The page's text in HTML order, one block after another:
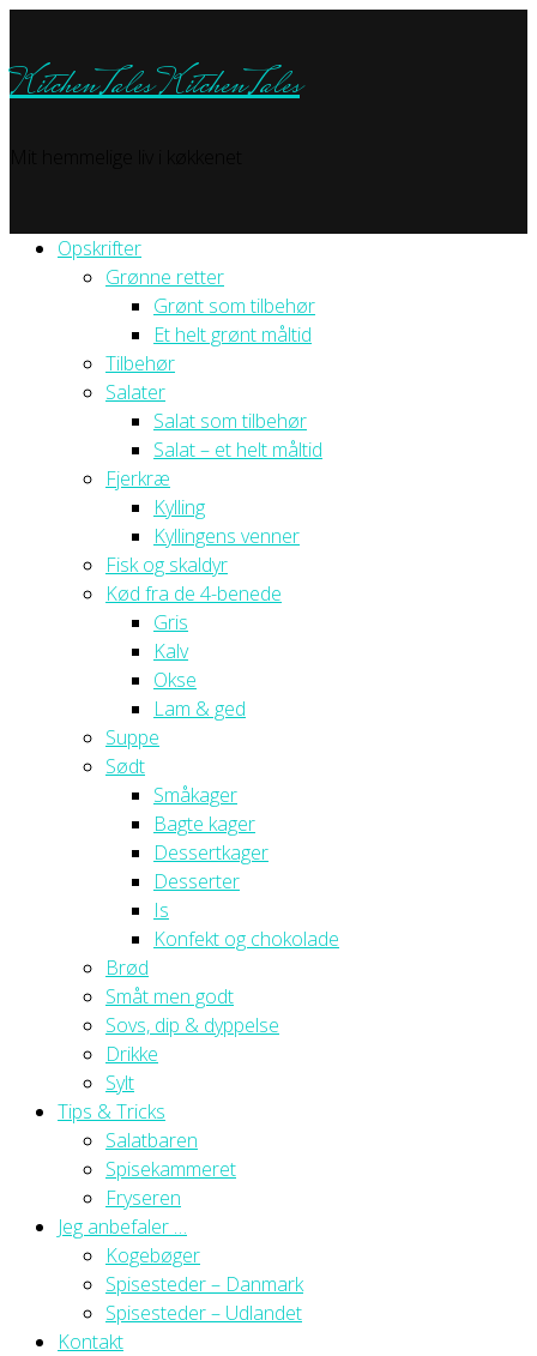
KitchenTalesKitchenTales
Opskrifter
Grønne retter
Grønt som tilbehør
Et helt grønt måltid
Tilbehør
Salater
Salat som tilbehør
Salat – et helt måltid
Fjerkræ
Kylling
Kyllingens venner
Fisk og skaldyr
Kød fra de 4-benede
Gris
Kalv
Okse
Lam & ged
Suppe
Sødt
Småkager
Bagte kager
Dessertkager
Desserter
Is
Konfekt og chokolade
Brød
Småt men godt
Sovs, dip & dyppelse
Drikke
Sylt
Tips & Tricks
Salatbaren
Spisekammeret
Fryseren
Jeg anbefaler …
Kogebøger
Spisesteder – Danmark
Spisesteder – Udlandet
Kontakt